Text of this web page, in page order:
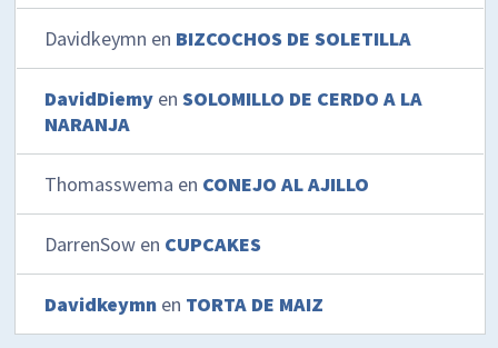
Davidkeymn en BIZCOCHOS DE SOLETILLA
DavidDiemy enSOLOMILLO DE CERDO A LA
NARANJA
Thomasswema en CONEJO AL AJILLO
DarrenSow en CUPCAKES
Davidkeymn en TORTA DE MAIZ